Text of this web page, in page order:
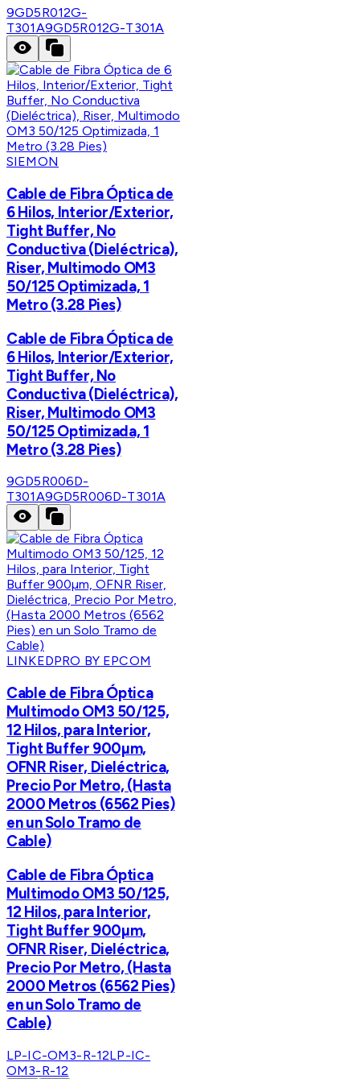
9GD5R012G-
T301A9GD5R012G-T301A
SIEMON
Cable de Fibra Óptica de
6 Hilos, Interior/Exterior,
Tight Buffer, No
Conductiva (Dieléctrica),
Riser, Multimodo OM3
50/125 Optimizada, 1
Metro (3.28 Pies)
Cable de Fibra Óptica de
6 Hilos, Interior/Exterior,
Tight Buffer, No
Conductiva (Dieléctrica),
Riser, Multimodo OM3
50/125 Optimizada, 1
Metro (3.28 Pies)
9GD5R006D-
T301A9GD5R006D-T301A
LINKEDPRO BY EPCOM
Cable de Fibra Óptica
Multimodo OM3 50/125,
12 Hilos, para Interior,
Tight Buffer 900µm,
OFNR Riser, Dieléctrica,
Precio Por Metro, (Hasta
2000 Metros (6562 Pies)
en un Solo Tramo de
Cable)
Cable de Fibra Óptica
Multimodo OM3 50/125,
12 Hilos, para Interior,
Tight Buffer 900µm,
OFNR Riser, Dieléctrica,
Precio Por Metro, (Hasta
2000 Metros (6562 Pies)
en un Solo Tramo de
Cable)
LP-IC-OM3-R-12LP-IC-
OM3-R-12